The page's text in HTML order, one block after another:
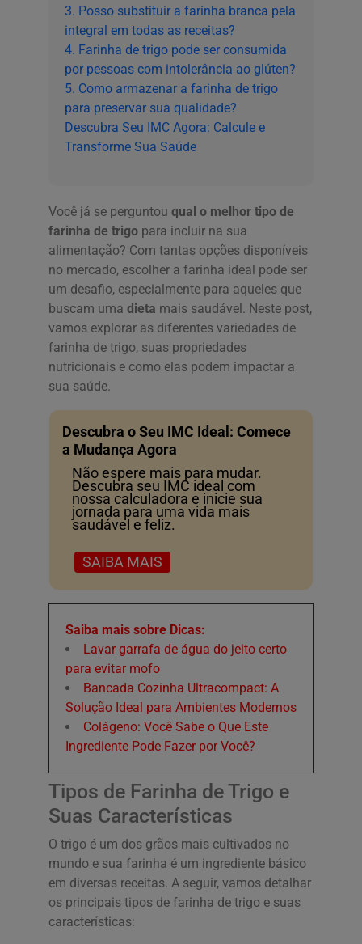
3. Posso substituir a farinha branca pela
integral em todas as receitas?
4. Farinha de trigo pode ser consumida
por pessoas com intolerância ao glúten?
5. Como armazenar a farinha de trigo
para preservar sua qualidade?
Descubra Seu IMC Agora: Calcule e
Transforme Sua Saúde
Você já se perguntou qual o melhor tipo de
farinha de trigo para incluir na sua
alimentação? Com tantas opções disponíveis
no mercado, escolher a farinha ideal pode ser
um desafio, especialmente para aqueles que
buscam uma dieta mais saudável. Neste post,
vamos explorar as diferentes variedades de
farinha de trigo, suas propriedades
nutricionais e como elas podem impactar a
sua saúde.
Descubra o Seu IMC Ideal: Comece
a Mudança Agora
Não espere mais para mudar.
Descubra seu IMC ideal com
nossa calculadora e inicie sua
jornada para uma vida mais
saudável e feliz.
SAIBA MAIS
Saiba mais sobre Dicas:
Lavar garrafa de água do jeito certo
para evitar mofo
Bancada Cozinha Ultracompact: A
Solução Ideal para Ambientes Modernos
Colágeno: Você Sabe o Que Este
Ingrediente Pode Fazer por Você?
Tipos de Farinha de Trigo e
Suas Características
O trigo é um dos grãos mais cultivados no
mundo e sua farinha é um ingrediente básico
em diversas receitas. A seguir, vamos detalhar
os principais tipos de farinha de trigo e suas
características: